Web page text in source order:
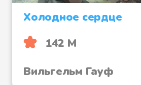
Холодное сердце
142 М
Вильгельм Гауф